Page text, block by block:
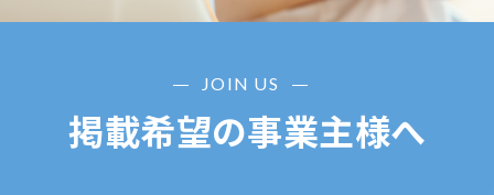
JOIN US
掲載希望の事業主様へ